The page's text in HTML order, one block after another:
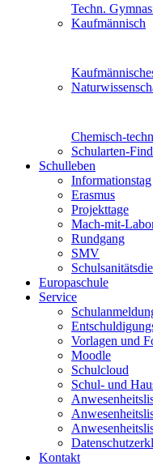
Techn.
Kaufmännisch
Chemisch-
Schularten-
Schulleben
Informationstag
Erasmus
Projekttage
Mach-mit-
Rundgang
SMV
Europaschule
Service
Vorlagen und
Moodle
Schulcloud
Schul- und
Kontakt